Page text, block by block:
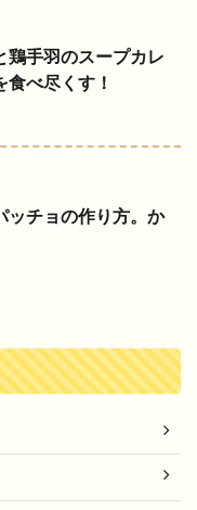
鶏手羽のスープカレ
べ尽くす！
ッチョの作り方。か